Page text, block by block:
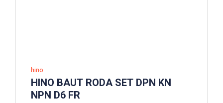
hino
HINO BAUT RODA SET DPN KN
NPN D6 FR